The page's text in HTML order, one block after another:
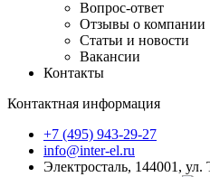
Вопрос-ответ
Отзывы о компании
Статьи и новости
Вакансии
Контакты
Контактная информация
+7 (495) 943-29-27
info@inter-el.ru
Электросталь, 144001, ул.